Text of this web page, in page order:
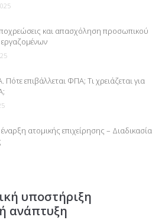
και απασχόληση προσωπικού
επιβάλλεται ΦΠΑ; Τι χρειάζεται για
ατομικής επιχείρησης – Διαδικασία
υποστήριξη
ανάπτυξη